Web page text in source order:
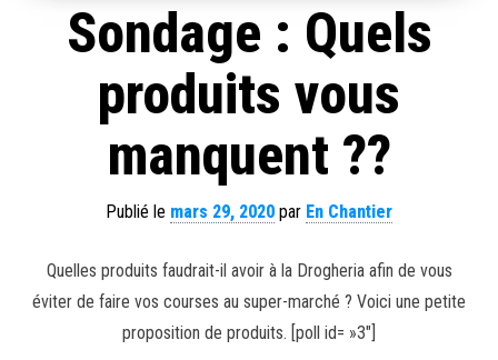
Sondage : Quels
produits vous
manquent ??
Publié le mars 29, 2020 par En Chantier
Quelles produits faudrait-il avoir à la Drogheria afin de vous
éviter de faire vos courses au super-marché ? Voici une petite
proposition de produits. [poll id= »3″]